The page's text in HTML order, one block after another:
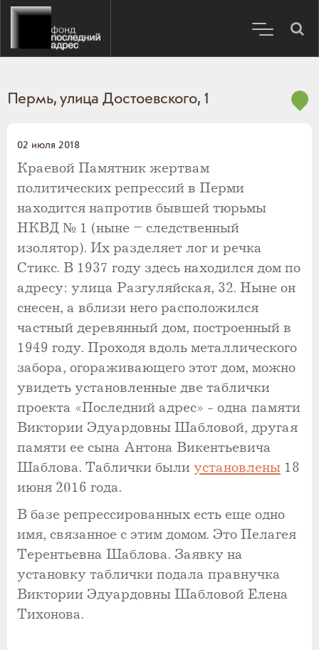
Пермь, улица Достоевского, 1
02 июля 2018
Краевой Памятник жертвам
политических репрессий в Перми
находится напротив бывшей тюрьмы
НКВД № 1 (ныне – следственный
изолятор). Их разделяет лог и речка
Стикс. В 1937 году здесь находился дом по
адресу: улица Разгуляйская, 32. Ныне он
снесен, а вблизи него расположился
частный деревянный дом, построенный в
1949 году. Проходя вдоль металлического
забора, огораживающего этот дом, можно
увидеть установленные две таблички
проекта «Последний адрес» - одна памяти
Виктории Эдуардовны Шабловой, другая
памяти ее сына Антона Викентьевича
Шаблова. Таблички были установлены 18
июня 2016 года.
В базе репрессированных есть еще одно
имя, связанное с этим домом. Это Пелагея
Терентьевна Шаблова. Заявку на
установку таблички подала правнучка
Виктории Эдуардовны Шабловой Елена
Тихонова.